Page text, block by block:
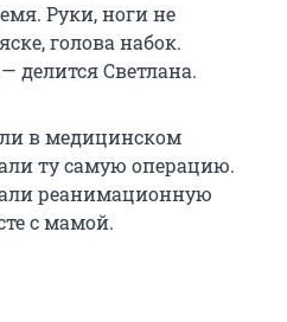
Руки, ноги не
голова набок.
делится Светлана.
в медицинском
ту самую операцию.
реанимационную
с мамой.